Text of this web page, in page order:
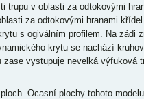
trupu v oblasti za odtokovými
za odtokovými hranami křídel
s ogiválním profilem. Na zádi
krytu se nachází
zase vystupuje nevelká výfuková
Ocasní plochy tohoto